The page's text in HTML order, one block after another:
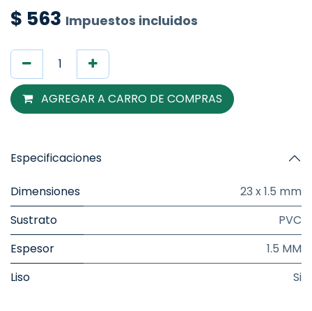
$ 563 Impuestos incluidos
AGREGAR A CARRO DE COMPRAS
Especificaciones
Dimensiones
23 x 1.5 mm
Sustrato
PVC
Espesor
1.5 MM
Liso
Si